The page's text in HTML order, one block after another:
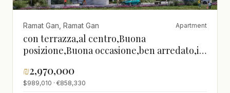
Ramat Gan, Ramat Gan Apartment
con terrazza,al centro,Buona
posizione,Buona occasione,ben arredato,in
edificio,nuovo,Magnifico,Progetto di
qualità
₪2,970,000
$989,010 · €858,330